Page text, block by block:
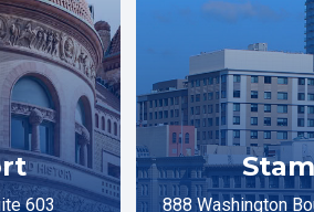
603 888 Washington